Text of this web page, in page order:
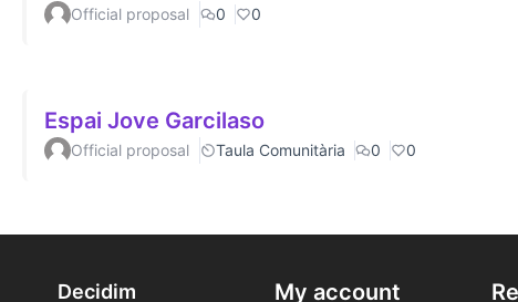
Official proposal 0 0
Espai Jove Garcilaso
Official proposal Taula Comunitària 0 0
Decidim My account